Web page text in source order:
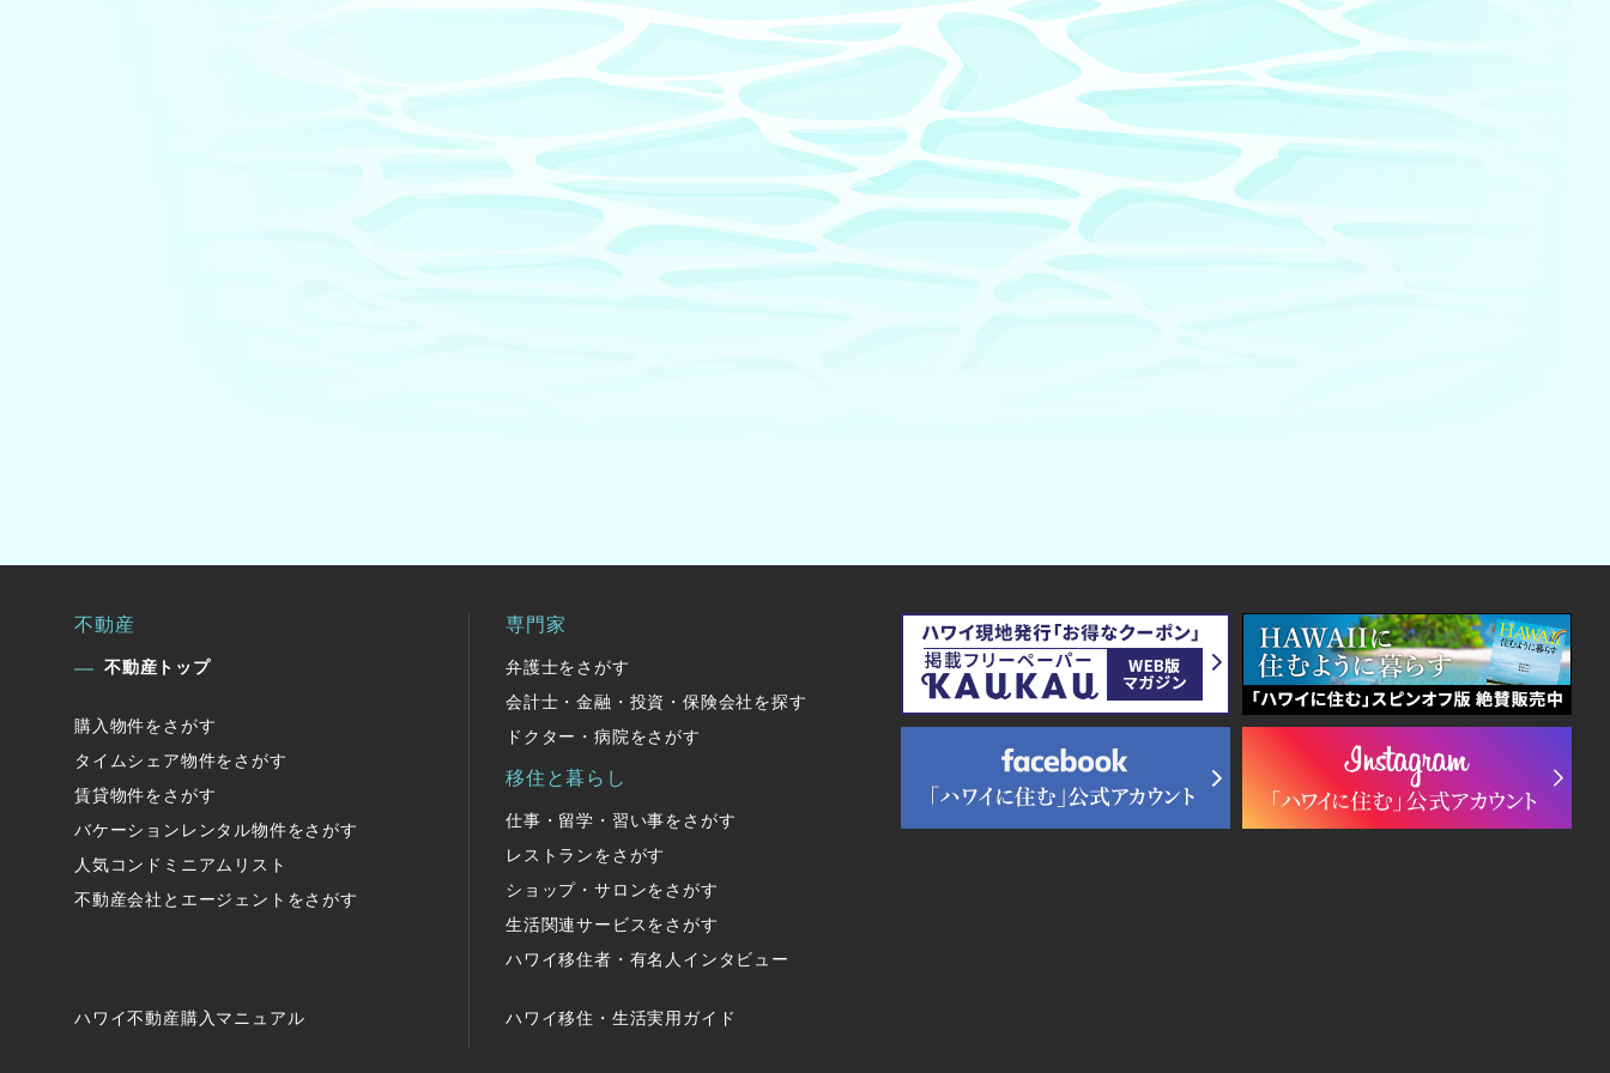
不動産
不動産トップ
購入物件をさがす
タイムシェア物件をさがす
賃貸物件をさがす
バケーションレンタル物件をさがす
人気コンドミニアムリスト
不動産会社とエージェントをさがす
ハワイ不動産購入マニュアル
専門家
弁護士をさがす
会計士・金融・投資・保険会社を探す
ドクター・病院をさがす
移住と暮らし
仕事・留学・習い事をさがす
レストランをさがす
ショップ・サロンをさがす
生活関連サービスをさがす
ハワイ移住者・有名人インタビュー
ハワイ移住・生活実用ガイド